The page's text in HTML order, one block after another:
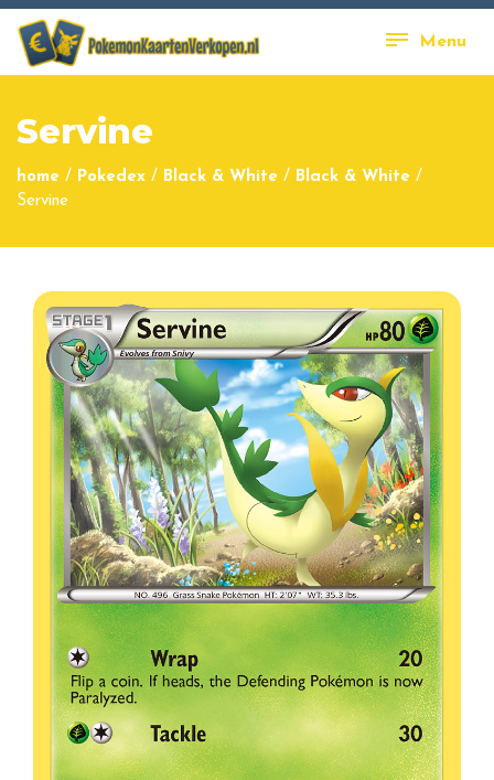
Menu
Servine
home / Pokedex / Black & White / Black & White /
Servine